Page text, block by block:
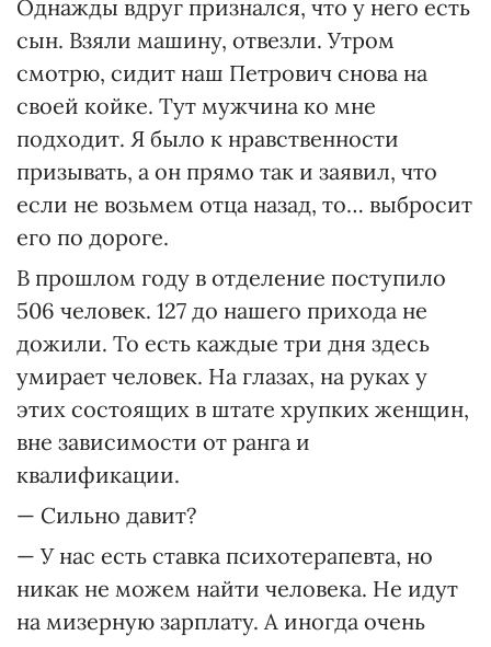
Однажды вдруг признался, что у него есть
сын. Взяли машину, отвезли. Утром
смотрю, сидит наш Петрович снова на
своей койке. Тут мужчина ко мне
подходит. Я было к нравственности
призывать, а он прямо так и заявил, что
если не возьмем отца назад, то… выбросит
его по дороге.
В прошлом году в отделение поступило
506 человек. 127 до нашего прихода не
дожили. То есть каждые три дня здесь
умирает человек. На глазах, на руках у
этих состоящих в штате хрупких женщин,
вне зависимости от ранга и
квалификации.
— Сильно давит?
— У нас есть ставка психотерапевта, но
никак не можем найти человека. Не идут
на мизерную зарплату. А иногда очень